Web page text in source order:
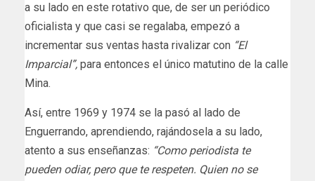
a su lado en este rotativo que, de ser un periódico
oficialista y que casi se regalaba, empezó a
incrementar sus ventas hasta rivalizar con “El
Imparcial”, para entonces el único matutino de la calle
Mina.
Así, entre 1969 y 1974 se la pasó al lado de
Enguerrando, aprendiendo, rajándosela a su lado,
atento a sus enseñanzas: “Como periodista te
pueden odiar, pero que te respeten. Quien no se